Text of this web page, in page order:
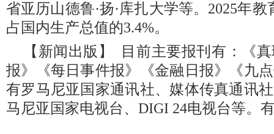
省亚历山德鲁·扬·库扎大学等。2025年
占国内生产总值的3.4%。
【新闻出版】 目前主要报刊有：《
报》《每日事件报》《金融日报》《九
有罗马尼亚国家通讯社、媒体传真通讯
马尼亚国家电视台、DIGI 24电视台等。